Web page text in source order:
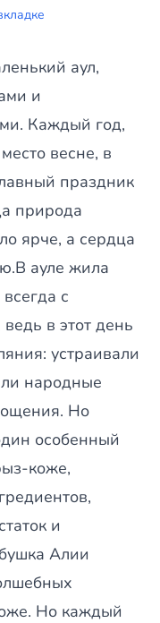
аул,
и
Каждый год,
весне, в
праздник
природа
ярче, а сердца
ауле жила
с
в этот день
устраивали
народные
Но
особенный
коже,
и
Алии
Но каждый